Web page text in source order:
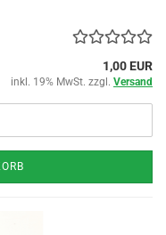
1,00 EUR
inkl. 19% MwSt. zzgl. Versand